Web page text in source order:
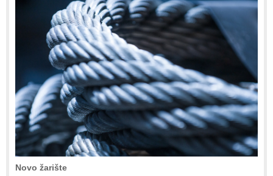
Novo žarište